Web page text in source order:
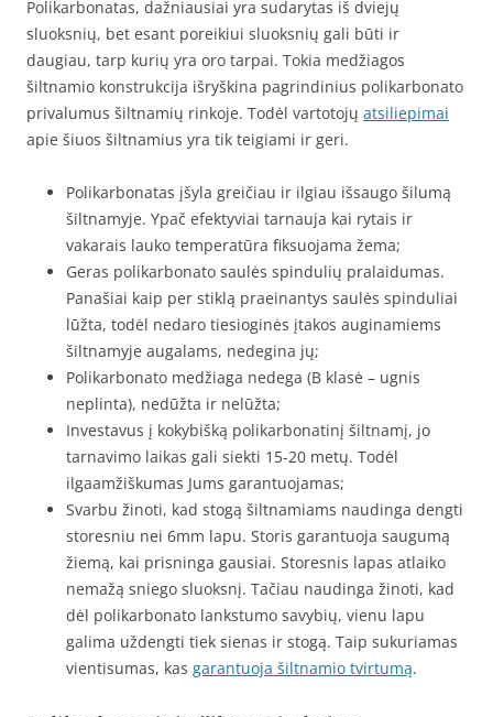
Polikarbonatas, dažniausiai yra sudarytas iš dviejų
sluoksnių, bet esant poreikiui sluoksnių gali būti ir
daugiau, tarp kurių yra oro tarpai. Tokia medžiagos
šiltnamio konstrukcija išryškina pagrindinius polikarbonato
privalumus šiltnamių rinkoje. Todėl vartotojų atsiliepimai
apie šiuos šiltnamius yra tik teigiami ir geri.
Polikarbonatas įšyla greičiau ir ilgiau išsaugo šilumą
šiltnamyje. Ypač efektyviai tarnauja kai rytais ir
vakarais lauko temperatūra fiksuojama žema;
Geras polikarbonato saulės spindulių pralaidumas.
Panašiai kaip per stiklą praeinantys saulės spinduliai
lūžta, todėl nedaro tiesioginės įtakos auginamiems
šiltnamyje augalams, nedegina jų;
Polikarbonato medžiaga nedega (B klasė – ugnis
neplinta), nedūžta ir nelūžta;
Investavus į kokybišką polikarbonatinį šiltnamį, jo
tarnavimo laikas gali siekti 15-20 metų. Todėl
ilgaamžiškumas Jums garantuojamas;
Svarbu žinoti, kad stogą šiltnamiams naudinga dengti
storesniu nei 6mm lapu. Storis garantuoja saugumą
žiemą, kai prisninga gausiai. Storesnis lapas atlaiko
nemažą sniego sluoksnį. Tačiau naudinga žinoti, kad
dėl polikarbonato lankstumo savybių, vienu lapu
galima uždengti tiek sienas ir stogą. Taip sukuriamas
vientisumas, kas garantuoja šiltnamio tvirtumą.